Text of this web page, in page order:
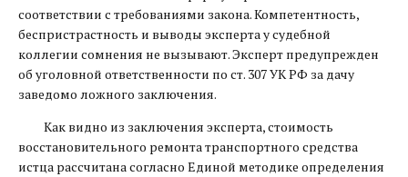
соответствии с требованиями закона. Компетентность,
беспристрастность и выводы эксперта у судебной
коллегии сомнения не вызывают. Эксперт предупрежден
об уголовной ответственности по ст. 307 УК РФ за дачу
заведомо ложного заключения.
Как видно из заключения эксперта, стоимость
восстановительного ремонта транспортного средства
истца рассчитана согласно Единой методике определения